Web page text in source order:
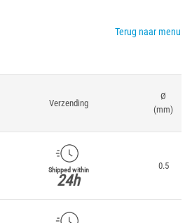
Terug naar menu
Verzending
Ø
(mm)
Shipped within
24h
0.5